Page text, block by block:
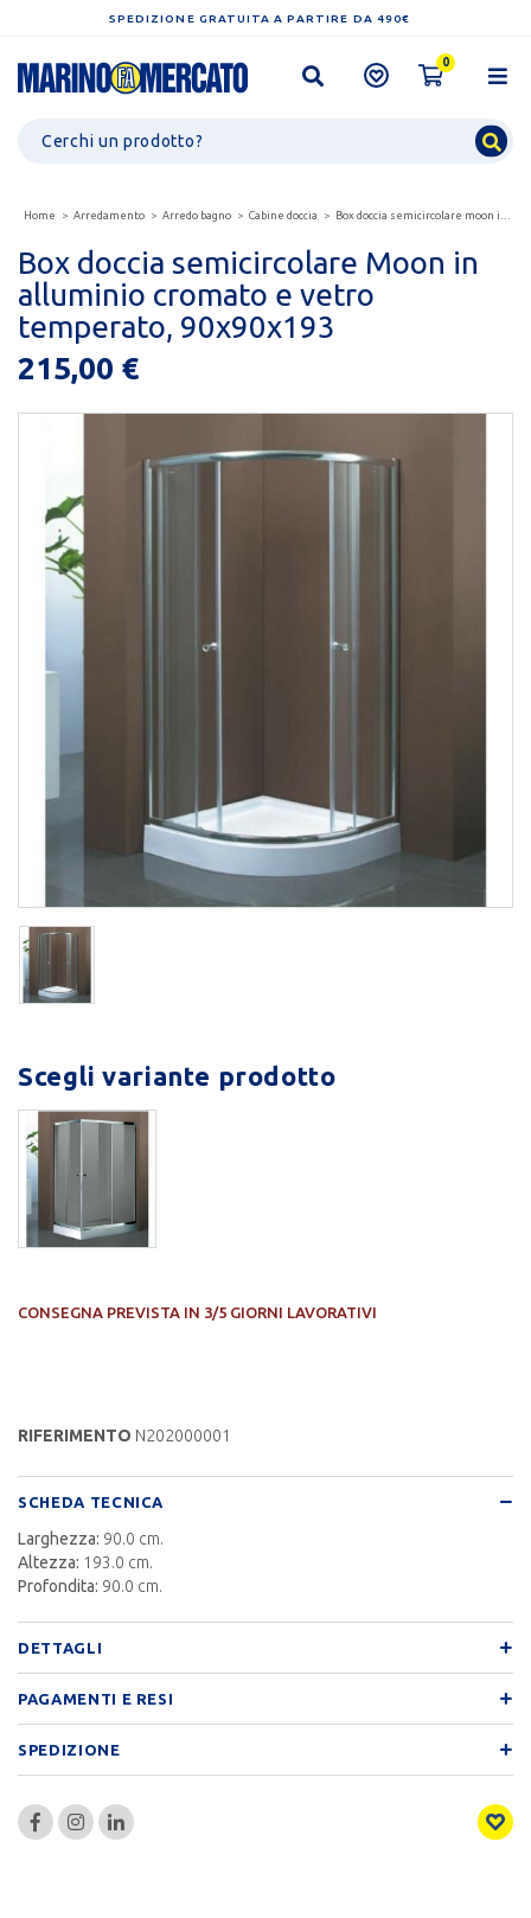
SPEDIZIONE GRATUITA A PARTIRE DA 490€
0
Home Arredamento Arredo bagno Cabine doccia Box doccia semicircolare moon in alluminio cromato...
Box doccia semicircolare Moon in
alluminio cromato e vetro
temperato, 90x90x193
215,00 €
Scegli variante prodotto
CONSEGNA PREVISTA IN 3/5 GIORNI LAVORATIVI
RIFERIMENTO N202000001
SCHEDA TECNICA
Larghezza: 90.0 cm.
Altezza: 193.0 cm.
Profondita: 90.0 cm.
DETTAGLI
PAGAMENTI E RESI
SPEDIZIONE